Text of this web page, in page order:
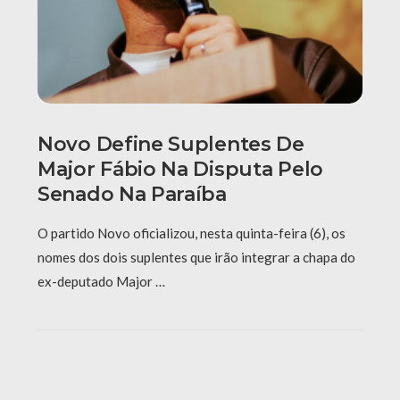
Novo Define Suplentes De
Major Fábio Na Disputa Pelo
Senado Na Paraíba
O partido Novo oficializou, nesta quinta-feira (6), os
nomes dos dois suplentes que irão integrar a chapa do
ex-deputado Major …